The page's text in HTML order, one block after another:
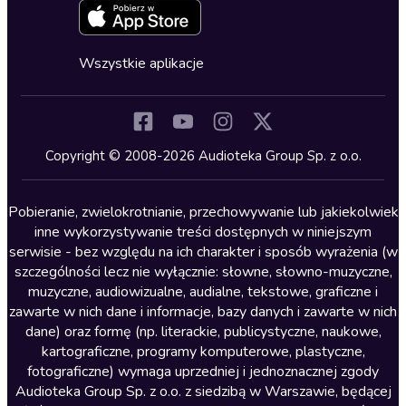
Kryminały
Lektury szkolne
Literatura anglojęzyczna
Literatura faktu
Literatura obyczajowa
Literatura piękna obca
Literatura piękna polska
Nagrania relaksacyjne
Nauka języków
Zapowiedzi
Cykle audiobooków
Wszystkie aplikacje
Copyright © 2008-2026 Audioteka Group Sp. z o.o.
Pobieranie, zwielokrotnianie, przechowywanie lub jakiekolwiek
inne wykorzystywanie treści dostępnych w niniejszym
serwisie - bez względu na ich charakter i sposób wyrażenia (w
szczególności lecz nie wyłącznie: słowne, słowno-muzyczne,
muzyczne, audiowizualne, audialne, tekstowe, graficzne i
zawarte w nich dane i informacje, bazy danych i zawarte w nich
dane) oraz formę (np. literackie, publicystyczne, naukowe,
kartograficzne, programy komputerowe, plastyczne,
fotograficzne) wymaga uprzedniej i jednoznacznej zgody
Audioteka Group Sp. z o.o. z siedzibą w Warszawie, będącej